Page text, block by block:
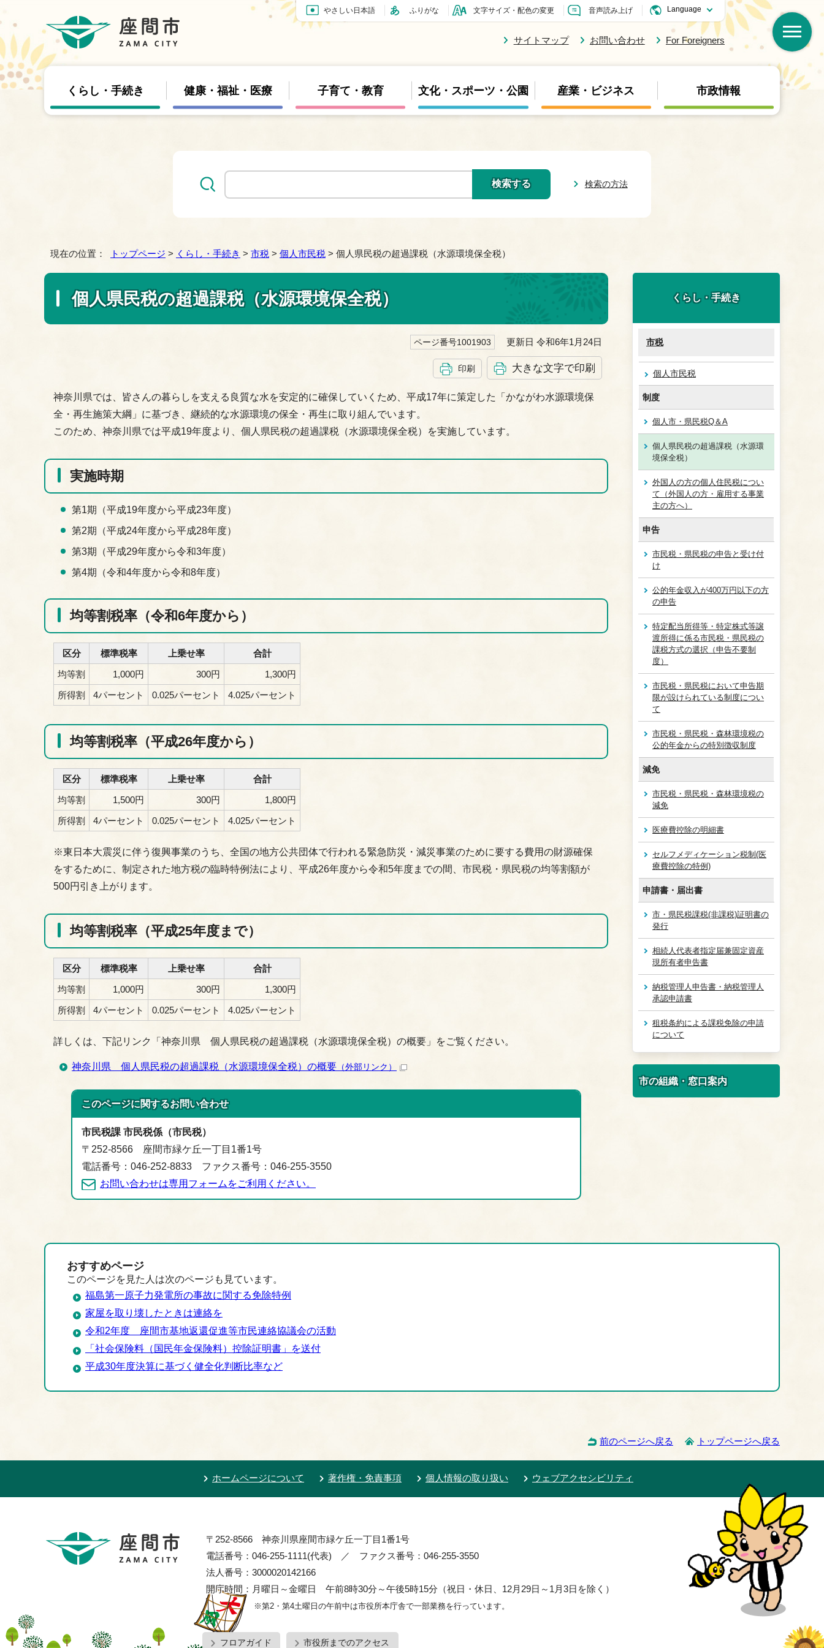
やさしい日本語 ふりがな 文字サイズ・配色の変更 音声読み上げ
サイトマップ お問い合わせ For Foreigners
くらし・手続き 健康・福祉・医療 子育て・教育 文化・スポーツ・公園 産業・ビジネス 市政情報
検索の方法
現在の位置： トップページ > くらし・手続き > 市税 > 個人市民税 > 個人県民税の超過課税（水源環境保全税）
個人県民税の超過課税（水源環境保全税）
ページ番号1001903 更新日 令和6年1月24日
印刷 大きな文字で印刷
神奈川県では、皆さんの暮らしを支える良質な水を安定的に確保していくため、平成17年に策定した「かながわ水源環境保
全・再生施策大綱」に基づき、継続的な水源環境の保全・再生に取り組んでいます。
このため、神奈川県では平成19年度より、個人県民税の超過課税（水源環境保全税）を実施しています。
実施時期
第1期（平成19年度から平成23年度）
第2期（平成24年度から平成28年度）
第3期（平成29年度から令和3年度）
第4期（令和4年度から令和8年度）
均等割税率（令和6年度から）
区分 標準税率 上乗せ率
合計
均等割
1,000円 300円
1,300円
所得割
4パーセント 0.025パーセント 4.025パーセント
均等割税率（平成26年度から）
区分 標準税率 上乗せ率
合計
均等割
1,500円 300円
1,800円
所得割
4パーセント 0.025パーセント 4.025パーセント
※東日本大震災に伴う復興事業のうち、全国の地方公共団体で行われる緊急防災・減災事業のために要する費用の財源確保
をするために、制定された地方税の臨時特例法により、平成26年度から令和5年度までの間、市民税・県民税の均等割額が
500円引き上がります。
均等割税率（平成25年度まで）
区分 標準税率 上乗せ率
合計
均等割
1,000円 300円
1,300円
所得割
4パーセント 0.025パーセント 4.025パーセント
詳しくは、下記リンク「神奈川県 個人県民税の超過課税（水源環境保全税）の概要」をご覧ください。
神奈川県 個人県民税の超過課税（水源環境保全税）の概要 （外部リンク）
このページに関するお問い合わせ
市民税課 市民税係（市民税）
〒252-8566 座間市緑ケ丘一丁目1番1号
電話番号：046-252-8833 ファクス番号：046-255-3550
お問い合わせは専用フォームをご利用ください。
くらし・手続き
市税
個人市民税
制度
個人市・県民税Q＆A
個人県民税の超過課税（水源環
境保全税）
外国人の方の個人住民税につい
て（外国人の方・雇用する事業
主の方へ）
申告
市民税・県民税の申告と受け付
け
公的年金収入が400万円以下の方
の申告
特定配当所得等・特定株式等譲
渡所得に係る市民税・県民税の
課税方式の選択（申告不要制
度）
市民税・県民税において申告期
限が設けられている制度につい
て
市民税・県民税・森林環境税の
公的年金からの特別徴収制度
減免
市民税・県民税・森林環境税の
減免
医療費控除の明細書
セルフメディケーション税制(医
療費控除の特例)
申請書・届出書
市・県民税課税(非課税)証明書の
発行
相続人代表者指定届兼固定資産
現所有者申告書
納税管理人申告書・納税管理人
承認申請書
租税条約による課税免除の申請
について
市の組織・窓口案内
おすすめページ
このページを見た人は次のページも見ています。
福島第一原子力発電所の事故に関する免除特例
家屋を取り壊したときは連絡を
令和2年度 座間市基地返還促進等市民連絡協議会の活動
「社会保険料（国民年金保険料）控除証明書」を送付
平成30年度決算に基づく健全化判断比率など
前のページへ戻る トップページへ戻る
ホームページについて 著作権・免責事項 個人情報の取り扱い ウェブアクセシビリティ
〒252-8566 神奈川県座間市緑ケ丘一丁目1番1号
電話番号：046-255-1111(代表) ／ ファクス番号：046-255-3550
法人番号：3000020142166
開庁時間：月曜日～金曜日 午前8時30分～午後5時15分（祝日・休日、12月29日～1月3日を除く）
※第2・第4土曜日の午前中は市役所本庁舎で一部業務を行っています。
フロアガイド 市役所までのアクセス